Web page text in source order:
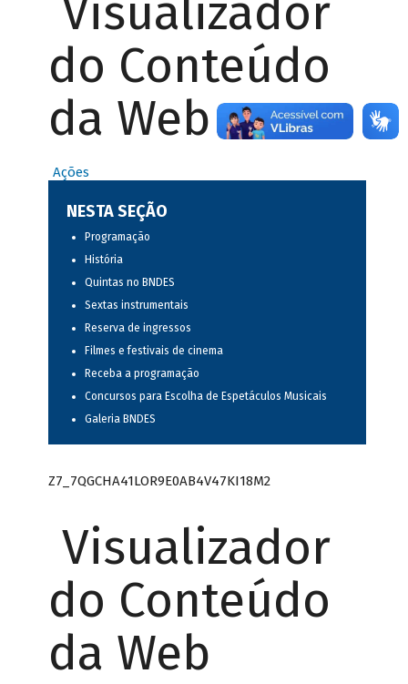
Visualizador
do Conteúdo
da Web
Ações
NESTA SEÇÃO
Programação
História
Quintas no BNDES
Sextas instrumentais
Reserva de ingressos
Filmes e festivais de cinema
Receba a programação
Concursos para Escolha de Espetáculos Musicais
Galeria BNDES
Z7_7QGCHA41LOR9E0AB4V47KI18M2
Visualizador
do Conteúdo
da Web